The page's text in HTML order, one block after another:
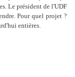
Le président de l'UDF
Pour quel projet ?
entières.